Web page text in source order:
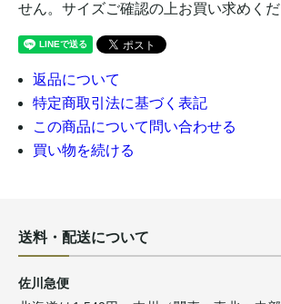
せん。サイズご確認の上お買い求めく
返品について
特定商取引法に基づく表記
この商品について問い合わせる
買い物を続ける
送料・配送について
佐川急便